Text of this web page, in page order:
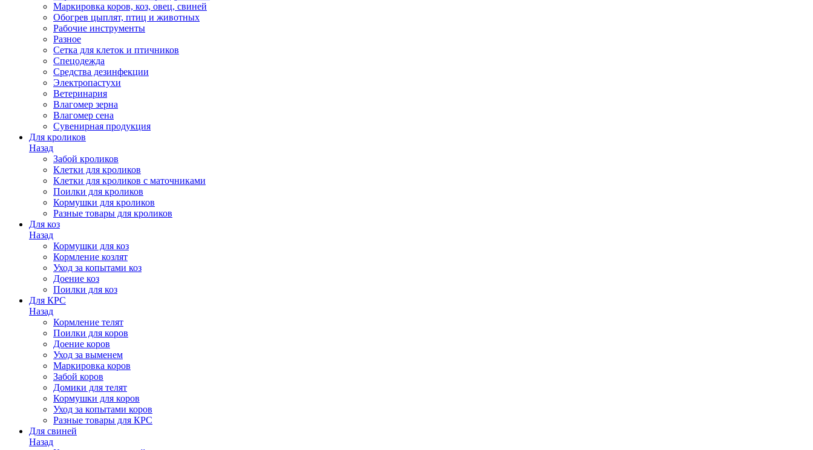
Маркировка коров, коз, овец, свиней
Обогрев цыплят, птиц и животных
Рабочие инструменты
Разное
Сетка для клеток и птичников
Спецодежда
Средства дезинфекции
Электропастухи
Ветеринария
Влагомер зерна
Влагомер сена
Сувенирная продукция
Для кроликов
Назад
Забой кроликов
Клетки для кроликов
Клетки для кроликов с маточниками
Поилки для кроликов
Кормушки для кроликов
Разные товары для кроликов
Для коз
Назад
Кормушки для коз
Кормление козлят
Уход за копытами коз
Доение коз
Поилки для коз
Для КРС
Назад
Кормление телят
Поилки для коров
Доение коров
Уход за выменем
Маркировка коров
Забой коров
Домики для телят
Кормушки для коров
Уход за копытами коров
Разные товары для КРС
Для свиней
Назад